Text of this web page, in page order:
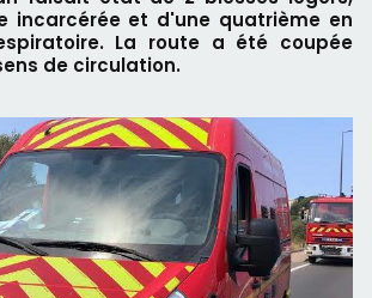
incarcérée et d'une quatrième en
La route a été coupée
de circulation.